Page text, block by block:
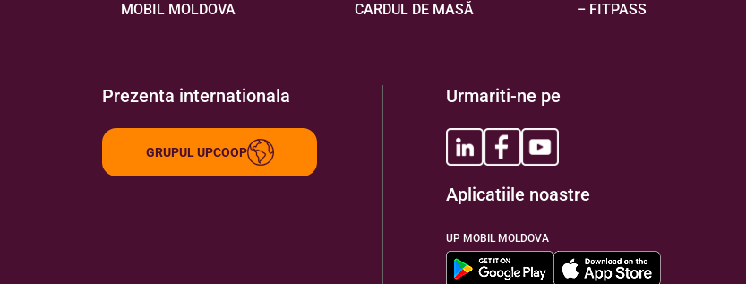
MOBIL MOLDOVA
CARDUL DE MASĂ
– FITPASS
Prezenta internationala
GRUPUL UPCOOP
Urmariti-ne pe
Aplicatiile noastre
UP MOBIL MOLDOVA